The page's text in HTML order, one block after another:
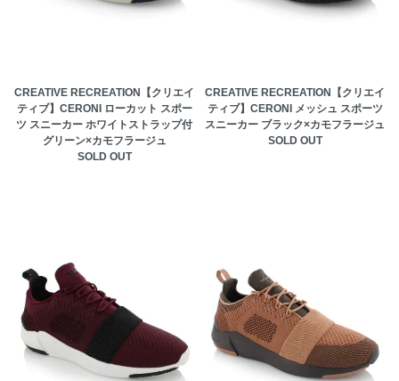
CREATIVE RECREATION【クリエイ
ティブ】CERONI ローカット スポー
ツ スニーカー ホワイトストラップ付
グリーン×カモフラージュ
SOLD OUT
CREATIVE RECREATION【クリエイ
ティブ】CERONI メッシュ スポーツ
スニーカー ブラック×カモフラージュ
SOLD OUT